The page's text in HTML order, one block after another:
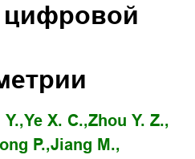
цифровой
Y.,Ye X. C.,Zhou Y. Z.,
P.,Jiang M.,